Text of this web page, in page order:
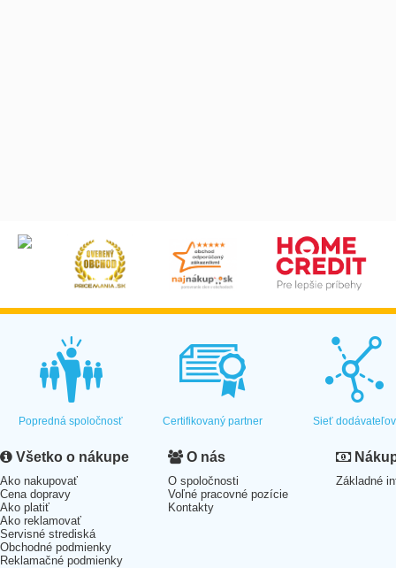
Popredná spoločnosť Certifikovaný partner Sieť dodávateľov
Všetko o nákupe
Ako nakupovať
Cena dopravy
Ako platiť
Ako reklamovať
Servisné strediská
Obchodné podmienky
Reklamačné podmienky
O nás
O spoločnosti
Voľné pracovné pozície
Kontakty
Základné